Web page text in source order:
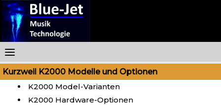
Skip
to
content
Kurzweil K2000 Modelle und Optionen
K2000 Model-Varianten
K2000 Hardware-Optionen